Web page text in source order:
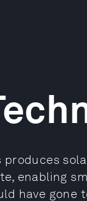
produces
enabling
have gone